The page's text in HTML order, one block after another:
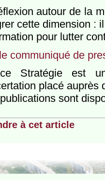
autour de la
cette dimension :
pour lutter
communiqué de
Stratégie est
placé auprès
sont
à cet article